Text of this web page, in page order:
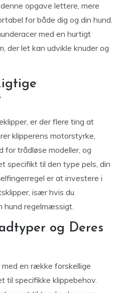
opgave lettere, mere
for både dig og din hund.
med en hurtigt
der let kan udvikle knuder og
er der flere ting at
klipperens motorstyrke,
for trådløse modeller, og
specifikt til den type pels, din
er at investere i
især hvis du
hund regelmæssigt.
og Deres
en række forskellige
til specifikke klippebehov.